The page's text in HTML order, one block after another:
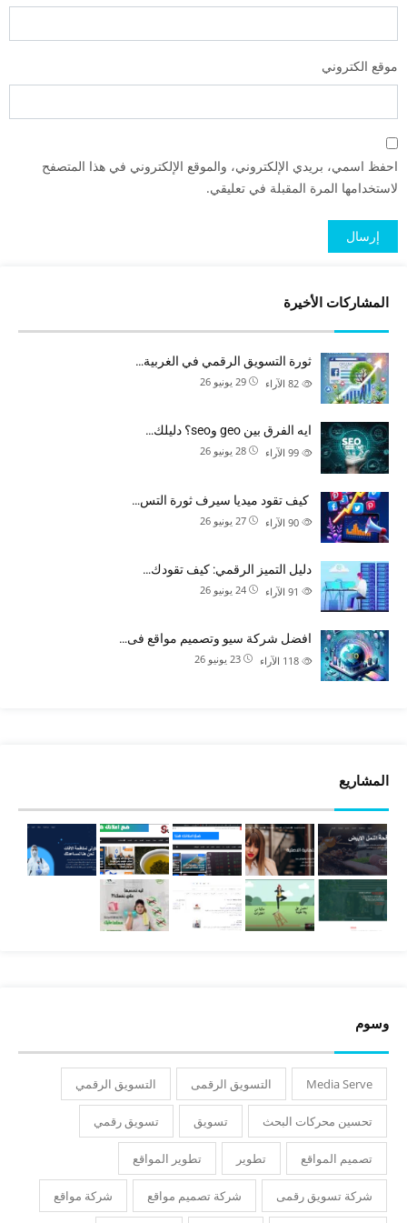
موقع الكتروني
احفظ اسمي، بريدي الإلكتروني، والموقع الإلكتروني في هذا المتصفح
لاستخدامها المرة المقبلة في تعليقي.
المشاركات الأخيرة
ثورة التسويق الرقمي في الغربية…
29 يونيو 26 الآراء
ايه الفرق بين geo وseo؟ دليلك…
28 يونيو 26 الآراء
كيف تقود ميديا سيرف ثورة التس…
27 يونيو 26 الآراء
دليل التميز الرقمي: كيف تقودك…
24 يونيو 26 الآراء
افضل شركة سيو وتصميم مواقع فى…
23 يونيو 26 الآراء
المشاريع
وسوم
Media Serve التسويق الرقمى التسويق الرقمي
تحسين محركات البحث تسويق تسويق رقمي
تصميم المواقع تطوير تطوير المواقع
شركة تسويق رقمى شركة تصميم مواقع شركة مواقع